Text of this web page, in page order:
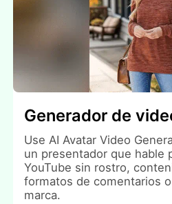
Generador de
Use AI Avatar Video
un presentador que hable
YouTube sin rostro,
formatos de comentarios
marca.